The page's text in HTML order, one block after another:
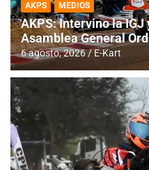
AKPS MEDIOS
AKPS: Intervino la
Asamblea General
6 agosto, 2026 E-Kart